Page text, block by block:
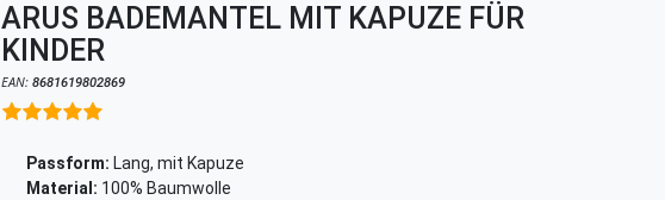
ARUS BADEMANTEL MIT KAPUZE FÜR
KINDER
EAN: 8681619802869
Passform: Lang, mit Kapuze
Material: 100% Baumwolle